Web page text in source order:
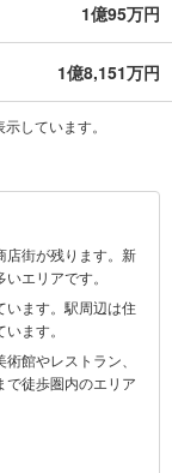
1億95万円
1億8,151万円
しています。
店街が残ります。新
エリアです。
います。駅周辺は住
ます。
館やレストラン、
で徒歩圏内のエリア